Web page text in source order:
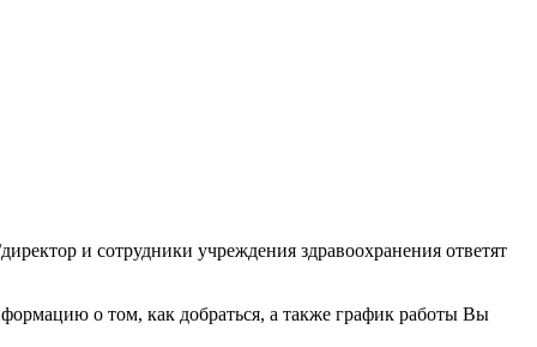
и сотрудники учреждения здравоохранения ответят
о том, как добраться, а также график работы Вы